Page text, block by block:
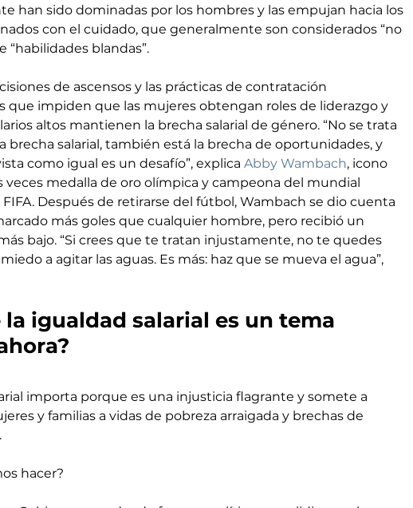
han sido dominadas por los hombres y las empujan hacia los
con el cuidado, que generalmente son considerados “no
“habilidades blandas”.
de ascensos y las prácticas de contratación
que impiden que las mujeres obtengan roles de liderazgo y
altos mantienen la brecha salarial de género. “No se trata
brecha salarial, también está la brecha de oportunidades, y
como igual es un desafío”, explica Abby Wambach, icono
veces medalla de oro olímpica y campeona del mundial
Después de retirarse del fútbol, Wambach se dio cuenta
más goles que cualquier hombre, pero recibió un
bajo. “Si crees que te tratan injustamente, no te quedes
a agitar las aguas. Es más: haz que se mueva el agua”,
la igualdad salarial es un tema
importa porque es una injusticia flagrante y somete a
y familias a vidas de pobreza arraigada y brechas de
hacer?